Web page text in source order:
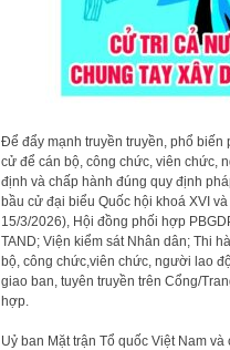
Để đẩy mạnh truyền truyền, phổ
cử để cán bộ, công chức, viên chức,
định và chấp hành đúng quy định
bầu cử đại biểu Quốc hội khoá XVI
15/3/2026), Hội đồng phối hợp
TAND; Viện kiểm sát Nhân dân; Thi
bộ, công chức,viên chức, người lao
giao ban, tuyên truyền trên Cổng/
hợp.
Uỷ ban Mặt trận Tổ quốc Việt Nam